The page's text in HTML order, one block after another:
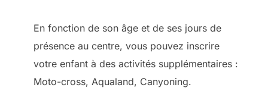
En fonction de son âge et de ses jours de
présence au centre, vous pouvez inscrire
votre enfant à des activités supplémentaires :
Moto-cross, Aqualand, Canyoning.